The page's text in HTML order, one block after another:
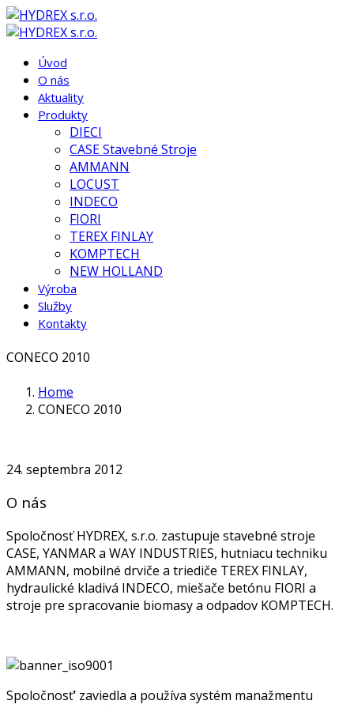
Úvod
O nás
Aktuality
Produkty
DIECI
CASE Stavebné Stroje
AMMANN
LOCUST
INDECO
FIORI
TEREX FINLAY
KOMPTECH
NEW HOLLAND
Výroba
Služby
Kontakty
CONECO 2010
Home
CONECO 2010
24. septembra 2012
O nás
Spoločnosť HYDREX, s.r.o. zastupuje stavebné stroje
CASE, YANMAR a WAY INDUSTRIES, hutniacu techniku
AMMANN, mobilné drviče a triediče TEREX FINLAY,
hydraulické kladivá INDECO, miešače betónu FIORI a
stroje pre spracovanie biomasy a odpadov KOMPTECH.
Spoločnosť‘ zaviedla a používa systém manažmentu